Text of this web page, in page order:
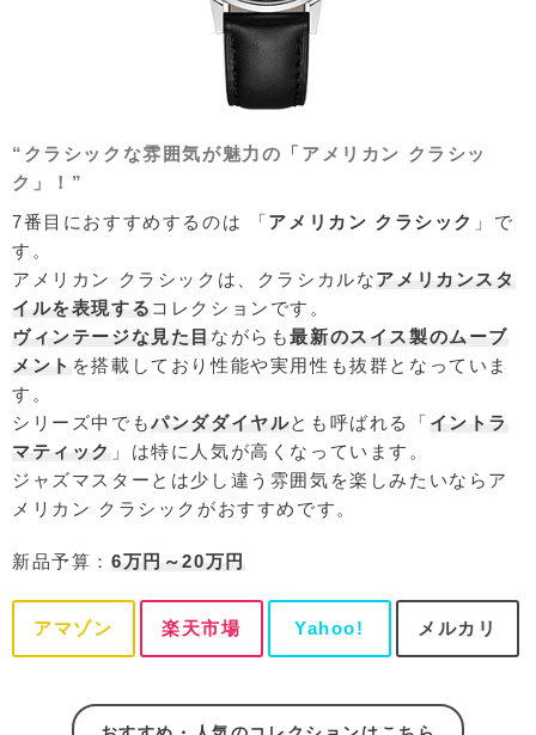
“クラシックな雰囲気が魅力の「アメリカン クラシッ
ク」！”
7番目におすすめするのは 「アメリカン クラシック 」で
す。
アメリカン クラシックは、クラシカルなアメリカンスタ
イルを表現する コレクションです。
ヴィンテージな見た目 ながらも最新のスイス製のムーブ
メント を搭載しており性能や実用性も抜群となっていま
す。
シリーズ中でもパンダダイヤルとも呼ばれる「 イントラ
マティック 」は特に人気が高くなっています。
ジャズマスターとは少し違う雰囲気を楽しみたいならア
メリカン クラシックがおすすめです。
新品予算： 6万円～20万円
アマゾン 楽天市場 Yahoo! メルカリ